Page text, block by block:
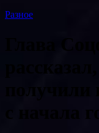
Разное